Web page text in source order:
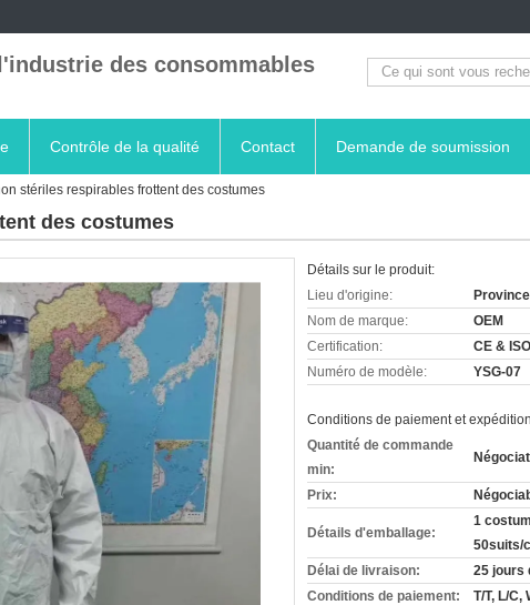
des consommables
Contrôle de la qualité Contact Demande de soumission
stériles respirables frottent des costumes
des costumes
Détails sur le produit:
Lieu d'origine:
Nom de marque:
OEM
Certification:
CE &
Numéro de modèle:
YSG-07
Conditions de paiement et
Quantité de commande
min:
Prix:
Détails d'emballage:
1
50suits/
Délai de livraison:
25 jours
Conditions de paiement:
T/T, L/C,